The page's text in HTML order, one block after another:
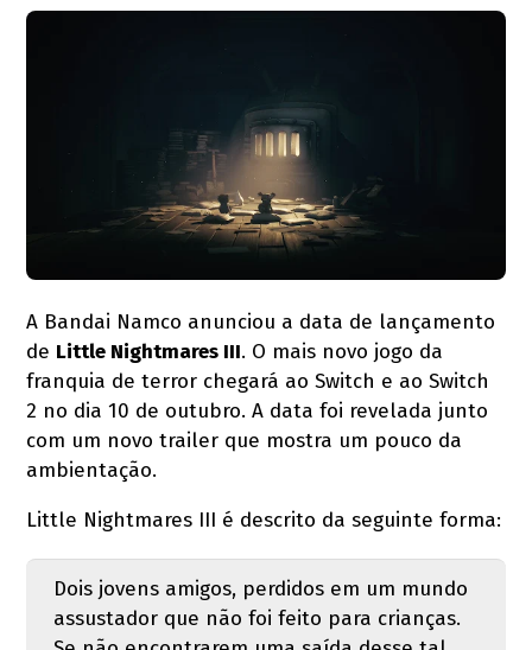
A Bandai Namco anunciou a data de lançamento
de Little Nightmares III. O mais novo jogo da
franquia de terror chegará ao Switch e ao Switch
2 no dia 10 de outubro. A data foi revelada junto
com um novo trailer que mostra um pouco da
ambientação.
Little Nightmares III é descrito da seguinte forma:
Dois jovens amigos, perdidos em um mundo
assustador que não foi feito para crianças.